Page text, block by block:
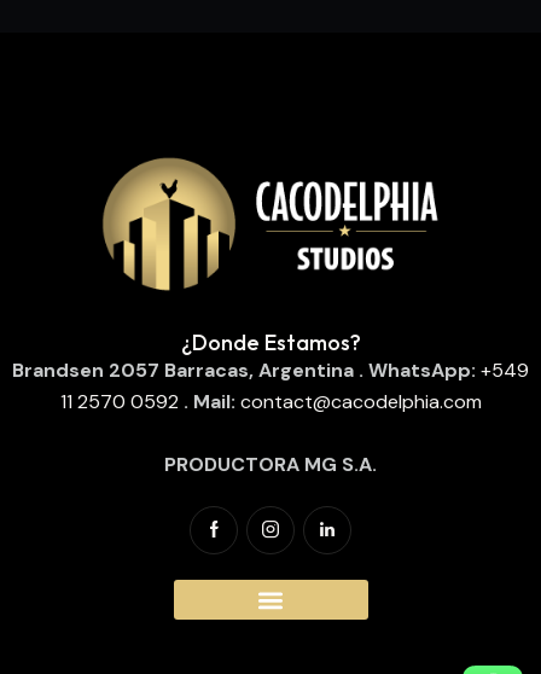
¿Donde Estamos?
Brandsen 2057 Barracas, Argentina . WhatsApp: +549
11 2570 0592‬ . Mail: contact@cacodelphia.com
PRODUCTORA MG S.A.